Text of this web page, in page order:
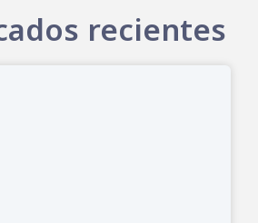
recientes